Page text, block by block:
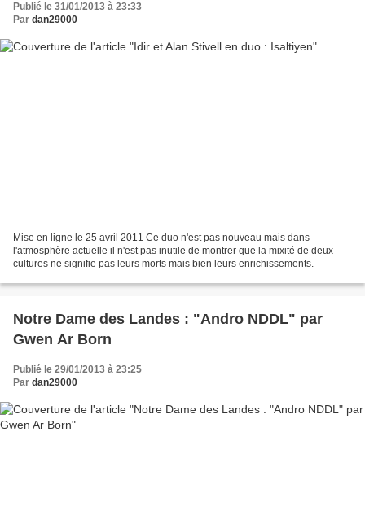
Publié le 31/01/2013 à 23:33
Par dan29000
Mise en ligne le 25 avril 2011 Ce duo n'est pas nouveau mais dans
l'atmosphère actuelle il n'est pas inutile de montrer que la mixité de deux
cultures ne signifie pas leurs morts mais bien leurs enrichissements.
Notre Dame des Landes : "Andro NDDL" par
Gwen Ar Born
Publié le 29/01/2013 à 23:25
Par dan29000